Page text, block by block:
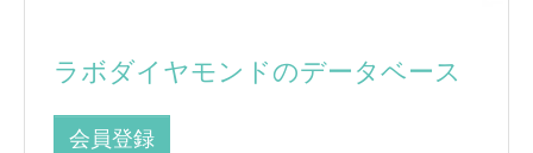
ラボダイヤモンドのデータベース
会員登録